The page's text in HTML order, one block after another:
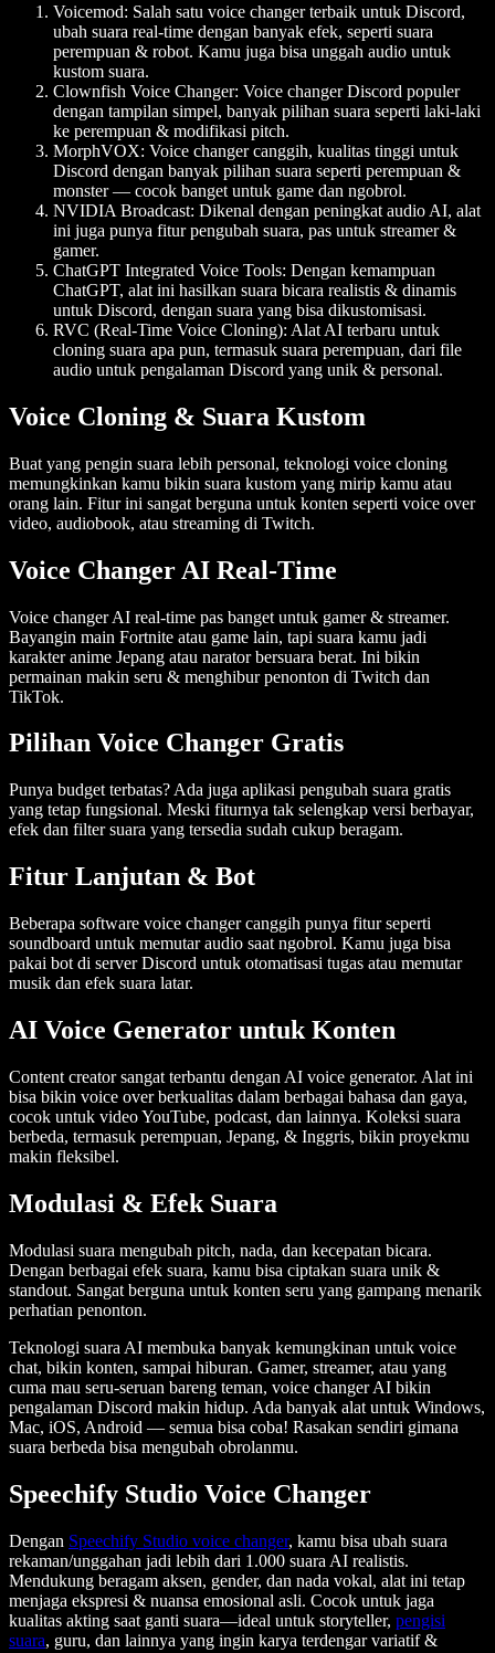
Voicemod: Salah satu voice changer terbaik untuk Discord,
ubah suara real-time dengan banyak efek, seperti suara
perempuan & robot. Kamu juga bisa unggah audio untuk
kustom suara.
Clownfish Voice Changer: Voice changer Discord populer
dengan tampilan simpel, banyak pilihan suara seperti laki-laki
ke perempuan & modifikasi pitch.
MorphVOX: Voice changer canggih, kualitas tinggi untuk
Discord dengan banyak pilihan suara seperti perempuan &
monster — cocok banget untuk game dan ngobrol.
NVIDIA Broadcast: Dikenal dengan peningkat audio AI, alat
ini juga punya fitur pengubah suara, pas untuk streamer &
gamer.
ChatGPT Integrated Voice Tools: Dengan kemampuan
ChatGPT, alat ini hasilkan suara bicara realistis & dinamis
untuk Discord, dengan suara yang bisa dikustomisasi.
RVC (Real-Time Voice Cloning): Alat AI terbaru untuk
cloning suara apa pun, termasuk suara perempuan, dari file
audio untuk pengalaman Discord yang unik & personal.
Voice Cloning & Suara Kustom
Buat yang pengin suara lebih personal, teknologi voice cloning
memungkinkan kamu bikin suara kustom yang mirip kamu atau
orang lain. Fitur ini sangat berguna untuk konten seperti voice over
video, audiobook, atau streaming di Twitch.
Voice Changer AI Real-Time
Voice changer AI real-time pas banget untuk gamer & streamer.
Bayangin main Fortnite atau game lain, tapi suara kamu jadi
karakter anime Jepang atau narator bersuara berat. Ini bikin
permainan makin seru & menghibur penonton di Twitch dan
TikTok.
Pilihan Voice Changer Gratis
Punya budget terbatas? Ada juga aplikasi pengubah suara gratis
yang tetap fungsional. Meski fiturnya tak selengkap versi berbayar,
efek dan filter suara yang tersedia sudah cukup beragam.
Fitur Lanjutan & Bot
Beberapa software voice changer canggih punya fitur seperti
soundboard untuk memutar audio saat ngobrol. Kamu juga bisa
pakai bot di server Discord untuk otomatisasi tugas atau memutar
musik dan efek suara latar.
AI Voice Generator untuk Konten
Content creator sangat terbantu dengan AI voice generator. Alat ini
bisa bikin voice over berkualitas dalam berbagai bahasa dan gaya,
cocok untuk video YouTube, podcast, dan lainnya. Koleksi suara
berbeda, termasuk perempuan, Jepang, & Inggris, bikin proyekmu
makin fleksibel.
Modulasi & Efek Suara
Modulasi suara mengubah pitch, nada, dan kecepatan bicara.
Dengan berbagai efek suara, kamu bisa ciptakan suara unik &
standout. Sangat berguna untuk konten seru yang gampang menarik
perhatian penonton.
Teknologi suara AI membuka banyak kemungkinan untuk voice
chat, bikin konten, sampai hiburan. Gamer, streamer, atau yang
cuma mau seru-seruan bareng teman, voice changer AI bikin
pengalaman Discord makin hidup. Ada banyak alat untuk Windows,
Mac, iOS, Android — semua bisa coba! Rasakan sendiri gimana
suara berbeda bisa mengubah obrolanmu.
Speechify Studio Voice Changer
Dengan Speechify Studio voice changer, kamu bisa ubah suara
rekaman/unggahan jadi lebih dari 1.000 suara AI realistis.
Mendukung beragam aksen, gender, dan nada vokal, alat ini tetap
menjaga ekspresi & nuansa emosional asli. Cocok untuk jaga
kualitas akting saat ganti suara—ideal untuk storyteller, pengisi
suara, guru, dan lainnya yang ingin karya terdengar variatif &